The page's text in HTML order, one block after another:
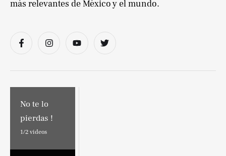
No te lo
pierdas !
1/2 videos
más relevantes de México y el mundo.